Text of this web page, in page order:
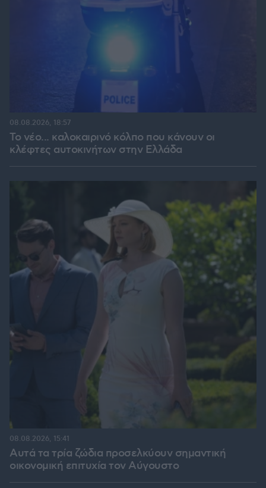
Το νέο... καλοκαιρινό κόλπο που κάνουν οι
κλέφτες αυτοκινήτων στην Ελλάδα
08.08.2026, 18:57
Αυτά τα τρία ζώδια προσελκύουν σημαντική
οικονομική επιτυχία τον Αύγουστο
08.08.2026, 15:41